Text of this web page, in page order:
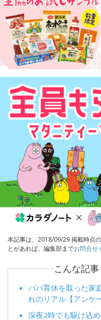
本記事は、2018/09/29 掲載時点
とがあれば、編集部までお問合せ
こんな記
パパ育休を取った家
れのリアル【アンケ
深夜2時でも駆け込